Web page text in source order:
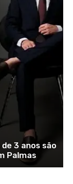
3 anos são
Palmas